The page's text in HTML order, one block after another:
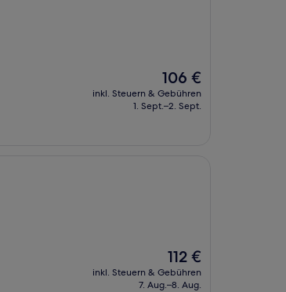
Der
Preis
beträgt
106 €
inkl. Steuern & Gebühren
1. Sept.–2. Sept.
Der
Preis
beträgt
112 €
inkl. Steuern & Gebühren
7. Aug.–8. Aug.